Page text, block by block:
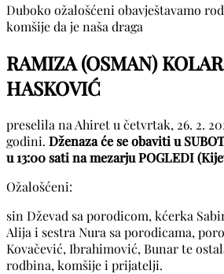
Duboko ožalošćeni obavještavamo
komšije da je naša draga
RAMIZA (OSMAN)
HASKOVIĆ
preselila na Ahiret u četvrtak, 26. 2.
godini. Dženaza će se obaviti u
u 13:00 sati na mezarju POGLEDI
Ožalošćeni:
sin Dževad sa porodicom, kćerka
Alija i sestra Nura sa porodicama,
Kovačević, Ibrahimović, Bunar te
rodbina, komšije i prijatelji.